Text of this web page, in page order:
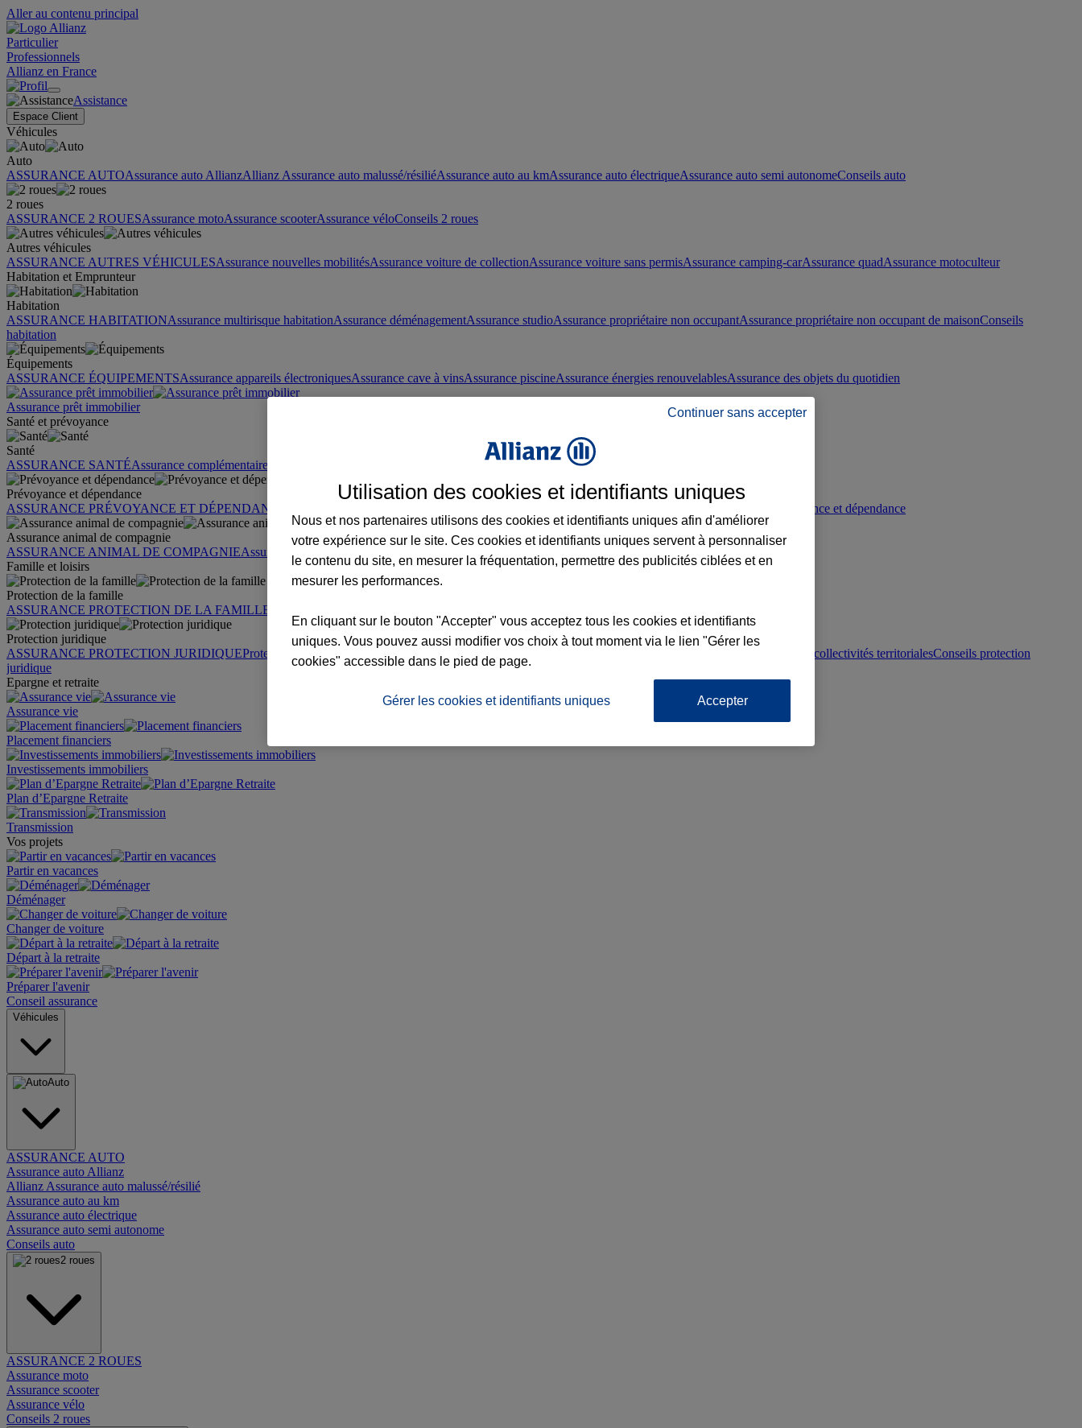
Aller au contenu principal
Particulier
Professionnels
Allianz en France
Assistance
Espace Client
Véhicules
Auto
ASSURANCE AUTOAssurance auto AllianzAllianz Assurance auto malussé/résiliéAssurance auto au kmAssurance auto électriqueAssurance auto semi autonomeConseils auto
2 roues
ASSURANCE 2 ROUESAssurance motoAssurance scooterAssurance véloConseils 2 roues
Autres véhicules
ASSURANCE AUTRES VÉHICULESAssurance nouvelles mobilitésAssurance voiture de collectionAssurance voiture sans permisAssurance camping-carAssurance quadAssurance motoculteur
Habitation et Emprunteur
Habitation
ASSURANCE HABITATIONAssurance multirisque habitationAssurance déménagementAssurance studioAssurance propriétaire non occupantAssurance propriétaire non occupant de maisonConseils
habitation
Équipements
ASSURANCE ÉQUIPEMENTSAssurance appareils électroniquesAssurance cave à vinsAssurance piscineAssurance énergies renouvelablesAssurance des objets du quotidien
Assurance prêt immobilier
Santé et prévoyance
Santé
ASSURANCE SANTÉAssurance complémentaire santé Conseils santé
Prévoyance et dépendance
ASSURANCE PRÉVOYANCE ET DÉPENDANCE
Conseils prévoyance et dépendance
Assurance animal de compagnie
ASSURANCE ANIMAL DE COMPAGNIEAssurance chien Assurance chat
Conseils animal de compagnie
Famille et loisirs
Protection de la famille
ASSURANCE PROTECTION DE LA FAMILLE
Protection juridique
ASSURANCE PROTECTION JURIDIQUEProtection juridique particuliers Protection juridique immobilière Protection juridique collectivités territorialesConseils protection
juridique
Epargne et retraite
Assurance vie
Placement financiers
Investissements immobiliers
Plan d’Epargne Retraite
Transmission
Vos projets
Partir en vacances
Déménager
Changer de voiture
Départ à la retraite
Préparer l'avenir
Conseil assurance
Véhicules
Auto
ASSURANCE AUTO
Assurance auto Allianz
Allianz Assurance auto malussé/résilié
Assurance auto au km
Assurance auto électrique
Assurance auto semi autonome
Conseils auto
2 roues
ASSURANCE 2 ROUES
Assurance moto
Assurance scooter
Assurance vélo
Conseils 2 roues
Continuer sans accepter
Utilisation des cookies et identifiants uniques
Nous et nos partenaires utilisons des cookies et identifiants uniques afin d'améliorer
votre expérience sur le site. Ces cookies et identifiants uniques servent à personnaliser
le contenu du site, en mesurer la fréquentation, permettre des publicités ciblées et en
mesurer les performances.
En cliquant sur le bouton "Accepter" vous acceptez tous les cookies et identifiants
uniques. Vous pouvez aussi modifier vos choix à tout moment via le lien "Gérer les
cookies" accessible dans le pied de page.
Gérer les cookies et identifiants uniques Accepter